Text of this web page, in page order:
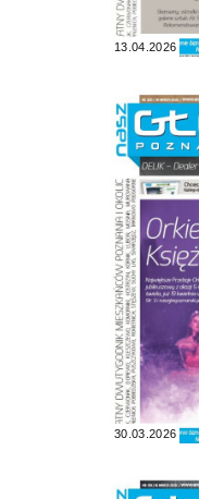
13.04.2026
30.03.2026